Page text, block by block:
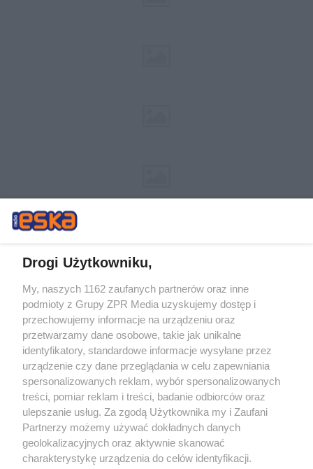
Żaden utwór zamieszczony w serwisie nie może być powielany i
rozpowszechniany lub dalej rozpowszechniany w jakikolwiek sposób (w
tym także elektroniczny lub mechaniczny) na jakimkolwiek polu
eksploatacji w jakiejkolwiek formie, włącznie z umieszczaniem w
Internecie bez pisemnej zgody właściciela praw. Jakiekolwiek użycie lub
wykorzystanie utworów w całości lub w części z naruszeniem prawa,
tzn. bez właściwej zgody, jest zabronione pod groźbą kary i może być
ścigane prawnie.
Drogi Użytkowniku,
My, naszych 1162 zaufanych partnerów oraz inne
podmioty z Grupy ZPR Media uzyskujemy dostęp i
przechowujemy informacje na urządzeniu oraz
przetwarzamy dane osobowe, takie jak unikalne
identyfikatory, standardowe informacje wysyłane przez
urządzenie czy dane przeglądania w celu zapewniania
spersonalizowanych reklam, wybór spersonalizowanych
treści, pomiar reklam i treści, badanie odbiorców oraz
ulepszanie usług. Za zgodą Użytkownika my i Zaufani
Partnerzy możemy używać dokładnych danych
geolokalizacyjnych oraz aktywnie skanować
charakterystykę urządzenia do celów identyfikacji.